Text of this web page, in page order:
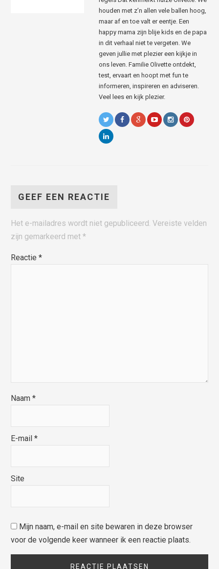
houden met z’n allen vele ballen hoog,
maar af en toe valt er eentje. Een
happy mama zijn blije kids en de papa
in dit verhaal niet te vergeten. We
geven jullie met plezier een kijkje in
ons leven. Familie Olivette ontdekt,
test, ervaart en hoopt met fun te
informeren, inspireren en adviseren.
Veel lees en kijk plezier.
GEEF EEN REACTIE
Het e-mailadres wordt niet gepubliceerd. Vereiste velden
zijn gemarkeerd met*
Reactie*
Naam*
E-mail*
Site
Mijn naam, e-mail en site bewaren in deze browser
voor de volgende keer wanneer ik een reactie plaats.